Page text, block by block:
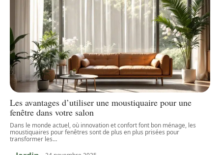
Les avantages d’utiliser une moustiquaire pour une
fenêtre dans votre salon
Dans le monde actuel, où innovation et confort font bon ménage, les
moustiquaires pour fenêtres sont de plus en plus prisées pour
transformer les…